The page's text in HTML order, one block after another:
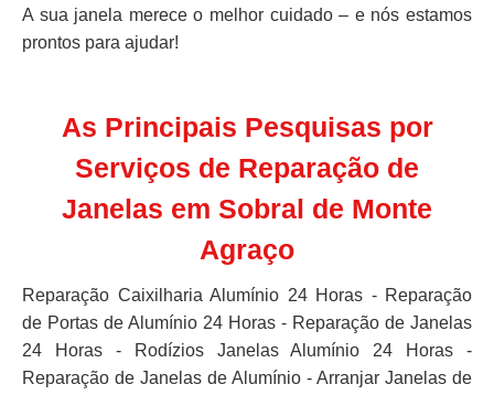
A sua janela merece o melhor cuidado – e nós estamos
prontos para ajudar!
As Principais Pesquisas por
Serviços de Reparação de
Janelas em Sobral de Monte
Agraço
Reparação Caixilharia Alumínio 24 Horas - Reparação
de Portas de Alumínio 24 Horas - Reparação de Janelas
24 Horas - Rodízios Janelas Alumínio 24 Horas -
Reparação de Janelas de Alumínio - Arranjar Janelas de